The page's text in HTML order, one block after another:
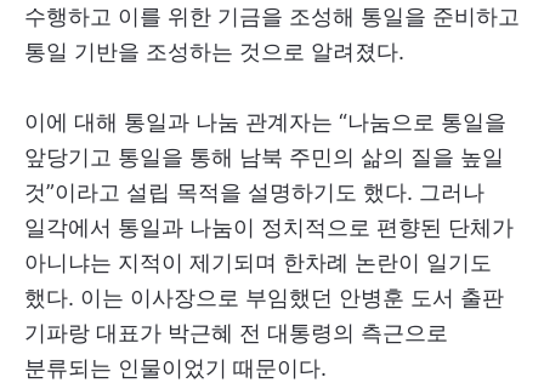
수행하고 이를 위한 기금을 조성해 통일을 준비하고
통일 기반을 조성하는 것으로 알려졌다.
이에 대해 통일과 나눔 관계자는 “나눔으로 통일을
앞당기고 통일을 통해 남북 주민의 삶의 질을 높일
것”이라고 설립 목적을 설명하기도 했다. 그러나
일각에서 통일과 나눔이 정치적으로 편향된 단체가
아니냐는 지적이 제기되며 한차례 논란이 일기도
했다. 이는 이사장으로 부임했던 안병훈 도서 출판
기파랑 대표가 박근혜 전 대통령의 측근으로
분류되는 인물이었기 때문이다.